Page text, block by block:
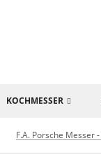
KOCHMESSER